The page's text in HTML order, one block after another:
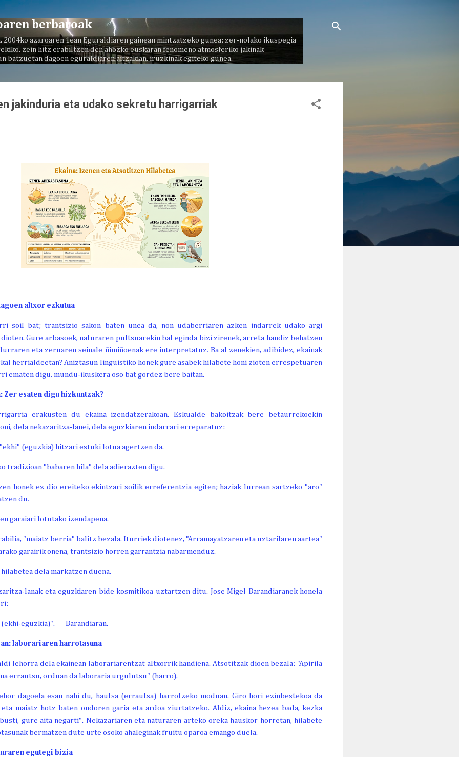
berbaroak
2004ko azaroaren 1ean Eguraldiaren gainean mintzatzeko gunea: zer-nolako ikuspegia
zein hitz erabiltzen den ahozko euskaran fenomeno atmosferiko jakinak
batzuetan dagoen eguraldiaren aitzakian, iruzkinak egiteko gunea.
jakinduria eta udako sekretu harrigarriak
altxor ezkutua
soil bat; trantsizio sakon baten unea da, non udaberriaren azken indarrek udako argi
Gure arbasoek, naturaren pultsuarekin bat eginda bizi zirenek, arreta handiz behatzen
eta zeruaren seinale ñimiñoenak ere interpretatuz. Ba al zenekien, adibidez, ekainak
herrialdeetan? Aniztasun linguistiko honek gure asabek hilabete honi zioten errespetuaren
ematen digu, mundu-ikuskera oso bat gordez bere baitan.
Zer esaten digu hizkuntzak?
erakusten du ekaina izendatzerakoan. Eskualde bakoitzak bere betaurrekoekin
dela nekazaritza-lanei, dela eguzkiaren indarrari erreparatuz:
(eguzkia) hitzari estuki lotua agertzen da.
tradizioan "babaren hila" dela adierazten digu.
honek ez dio ereiteko ekintzari soilik erreferentzia egiten; haziak lurrean sartzeko "aro"
du.
garaiari lotutako izendapena.
"maiatz berria" balitz bezala. Iturriek diotenez, "Arramayatzaren eta uztarilaren aartea"
garairik onena, trantsizio horren garrantzia nabarmenduz.
dela markatzen duena.
lanak eta eguzkiaren bide kosmitikoa uztartzen ditu. Jose Migel Barandiaranek honela
eguzkia)". — Barandiaran.
laborariaren harrotasuna
lehorra dela ekainean laborariarentzat altxorrik handiena. Atsotitzak dioen bezala: "Apirila
errautsu, orduan da laboraria urgulutsu" (harro).
dagoela esan nahi du, hautsa (errautsa) harrotzeko moduan. Giro hori ezinbestekoa da
maiatz hotz baten ondoren garia eta ardoa ziurtatzeko. Aldiz, ekaina hezea bada, kezka
gure aita negarti". Nekazariaren eta naturaren arteko oreka hauskor horretan, hilabete
bermatzen dute urte osoko ahaleginak fruitu oparoa emango duela.
egutegi bizia